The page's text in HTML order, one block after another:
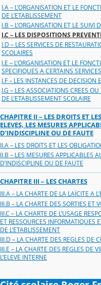
I.A – L’ORGANISATION ET LE
DE L’ETABLISSEMENT
I.B – L’ORGANISATION ET LE SUIVI
I.C – LES DISPOSITIONS
I.D – LES SERVICES DE
SCOLAIRES
I.E – L’ORGANISATION ET LE
SPECIFIQUES A CERTAINS SERVICES
I.F – LES INSTANCES DE DECISION
I.G – LES ASSOCIATIONS CREES
DE L’ETABLISSEMENT SCOLAIRE
CHAPITRE II – LES DROITS ET
ELEVES, LES MESURES
D’INDISCIPLINE OU DE FAUTE
II.A – LES DROITS ET LES
II.B – LES MESURES APPLICABLES
D’INDISCIPLINE OU DE FAUTE
CHAPITRE III – LES CHARTES
III.A – LA CHARTE DE LA LAÏCITE A
III.B – LA CHARTE DES SORTIES ET
III.C – LA CHARTE DE L’USAGE
ET RESSOURCES INFORMATIQUES
DE L’ETABLISSEMENT
III.D – LA CHARTE DES REGLES DE
III.E – LA CHARTE DES REGLES DE
L’ELEVE INTERNE